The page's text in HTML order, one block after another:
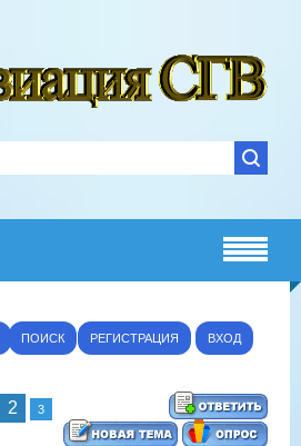
ПОИСК РЕГИСТРАЦИЯ ВХОД
2 3